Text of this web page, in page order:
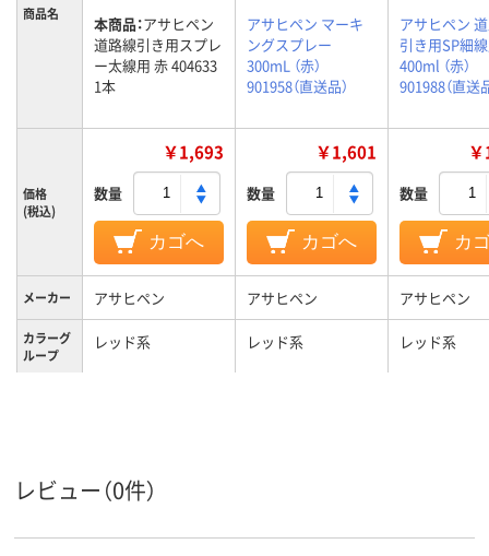
商品名 本商品：アサヒペン
道路線引き用スプレ
ー太線用 赤 404633
1本
アサヒペン マーキ
ングスプレー
300mL （赤）
901958（直送品）
アサヒペン
引き用SP細
400ml （赤）
901988（直送
価格
(税込)
￥1,693
数量
カゴへ
￥1,601
数量
カゴへ
数量
カ
メーカー アサヒペン アサヒペン アサヒペン
カラーグ
ループ
レッド系 レッド系 レッド系
コンクリート
レビュー（0件）